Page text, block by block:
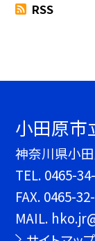
RSS
小田原市
神奈川県小
TEL. 0465-
FAX. 0465-
MAIL.